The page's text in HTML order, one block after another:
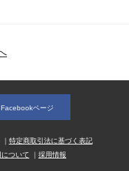
Facebookページ
特定商取引法に基づく表記
ついて 採用情報